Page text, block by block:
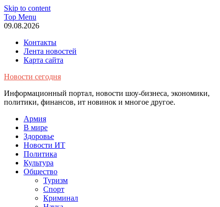
Skip to content
Top Menu
09.08.2026
Контакты
Лента новостей
Карта сайта
Новости сегодня
Информационный портал, новости шоу-бизнеса, экономики,
политики, финансов, ит новинок и многое другое.
Армия
В мире
Здоровье
Новости ИТ
Политика
Культура
Общество
Туризм
Спорт
Криминал